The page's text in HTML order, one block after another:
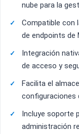
nube para la
Compatible con
de endpoints
Integración
de acceso y
Facilita el
configuraciones
Incluye soporte
administración